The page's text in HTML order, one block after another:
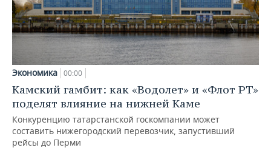
Экономика 00:00
Камский гамбит: как «Водолет» и «Флот РТ»
поделят влияние на нижней Каме
Конкуренцию татарстанской госкомпании может
составить нижегородский перевозчик, запустивший
рейсы до Перми